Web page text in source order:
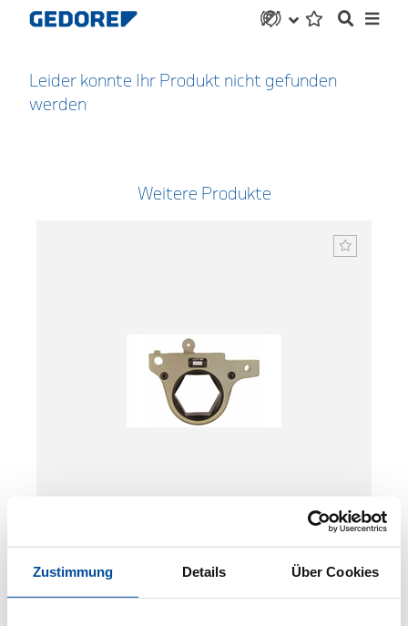
Zustimmung Details Über Cookies
Leider konnte Ihr Produkt nicht gefunden
werden
Weitere Produkte